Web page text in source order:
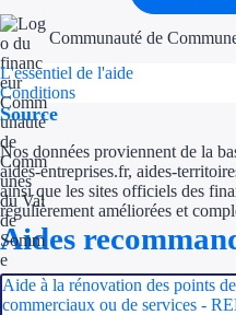
Communauté de
L'essentiel de l'aide
Conditions
Source
Nos données proviennent de la
aides-entreprises.fr, aides-
ainsi que les sites officiels des
régulièrement améliorées et
Aides
Aide à la rénovation des points
commerciaux ou de services -